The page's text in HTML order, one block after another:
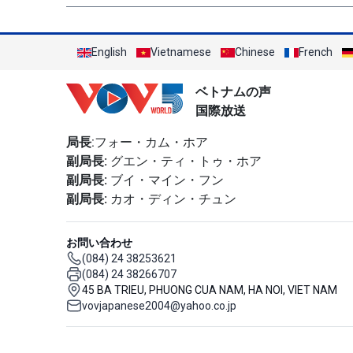
English Vietnamese Chinese French
ベトナムの声
国際放送
局長:フォー・カム・ホア
副局長: グエン・ティ・トゥ・ホア
副局長: ブイ・マイン・フン
副局長: カオ・ディン・チュン
お問い合わせ
(084) 24 38253621
(084) 24 38266707
45 BA TRIEU, PHUONG CUA NAM, HA NOI, VIET NAM
vovjapanese2004@yahoo.co.jp